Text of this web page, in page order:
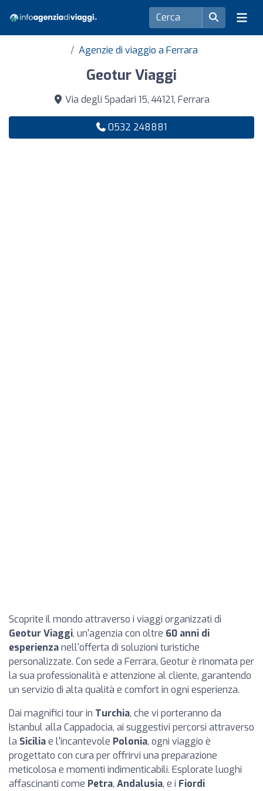
Agenzie di viaggio a Ferrara
Geotur Viaggi
Via degli Spadari 15, 44121, Ferrara
0532 248881
Scoprite il mondo attraverso i viaggi organizzati di
Geotur Viaggi, un'agenzia con oltre 60 anni di
esperienzanell'offerta di soluzioni turistiche
personalizzate. Con sede a Ferrara, Geotur è rinomata per
la sua professionalità e attenzione al cliente, garantendo
un servizio di alta qualità e comfort in ogni esperienza.
Dai magnifici tour in Turchia, che vi porteranno da
Istanbul alla Cappadocia, ai suggestivi percorsi attraverso
la Siciliae l'incantevole Polonia, ogni viaggio è
progettato con cura per offrirvi una preparazione
meticolosa e momenti indimenticabili. Esplorate luoghi
affascinanti come Petra, Andalusia, e i Fiordi